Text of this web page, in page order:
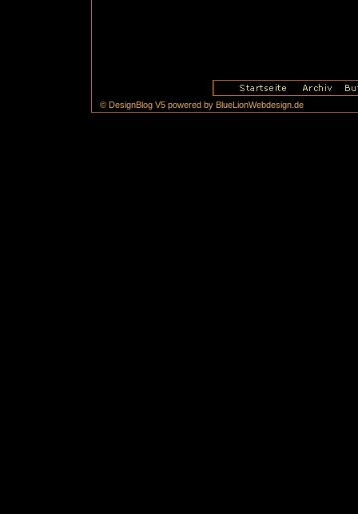
© DesignBlog V5 powered by BlueLionWebdesign.de